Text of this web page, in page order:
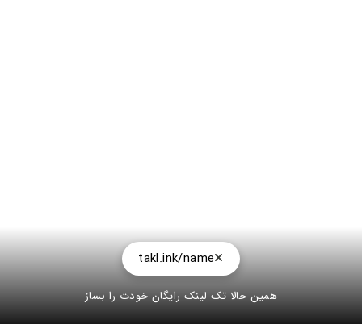
takl.ink/name
همین حالا تک لینک رایگان خودت را بساز